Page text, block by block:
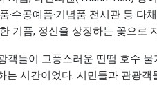
수공예품·기념품 전시관 등 다
기품, 정신을 상징하는 꽃으로
객들이 고풍스러운 띤떰 호수
는 시간이었다. 시민들과 관광객